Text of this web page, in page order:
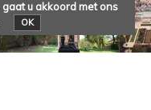
u akkoord met ons
OK